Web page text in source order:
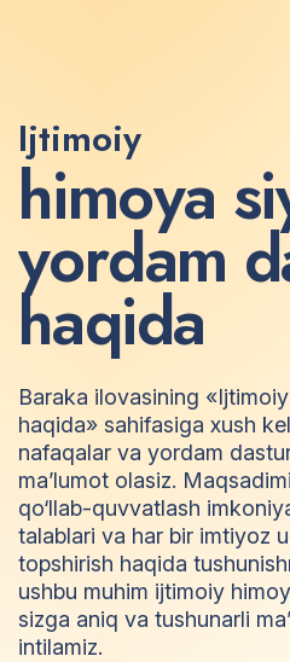
Ijtimoiy
himoya si
yordam d
haqida
Baraka ilovasining
haqida» sahifasiga xush
nafaqalar va yordam
ma’lumot olasiz.
qo‘llab-quvvatlash
talablari va har bir imtiyoz
topshirish haqida
ushbu muhim ijtimoiy
sizga aniq va tushunarli
intilamiz.